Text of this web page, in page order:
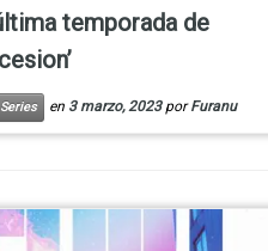
temporada de
Series en 3 marzo, 2023 porFuranu